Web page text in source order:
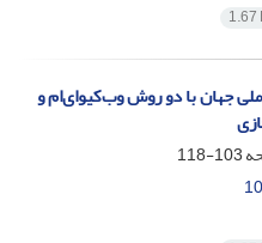
1.67
جهان با دو روش وب‌کیوای‌ام و
103-118